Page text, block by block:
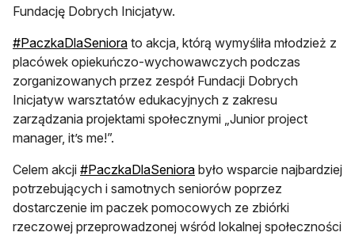
Fundację Dobrych Inicjatyw.
#PaczkaDlaSenioraotwiera się w nowej karcie
to akcja, którą wymyśliła młodzież z
placówek opiekuńczo-wychowawczych podczas
zorganizowanych przez zespół Fundacji Dobrych
Inicjatyw warsztatów edukacyjnych z zakresu
zarządzania projektami społecznymi „Junior project
manager, it’s me!”.
Celem akcji #PaczkaDlaSenioraotwiera się w nowej karcie
było wsparcie najbardziej
potrzebujących i samotnych seniorów poprzez
dostarczenie im paczek pomocowych ze zbiórki
rzeczowej przeprowadzonej wśród lokalnej społeczności